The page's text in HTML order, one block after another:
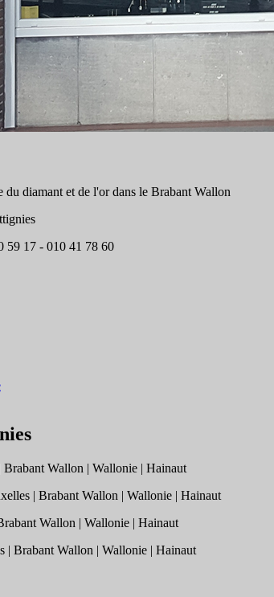
du diamant et de l'or dans le Brabant Wallon
59 17 - 010 41 78 60
Brabant Wallon | Wallonie | Hainaut
| Brabant Wallon | Wallonie | Hainaut
Wallon | Wallonie | Hainaut
| Brabant Wallon | Wallonie | Hainaut